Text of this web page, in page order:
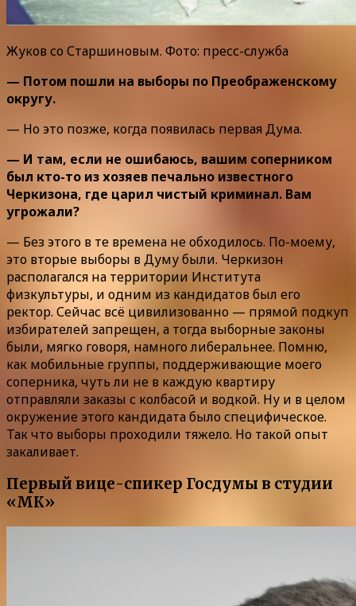
Жуков со Старшиновым. Фото: пресс-служба
— Потом пошли на выборы по Преображенскому
округу.
— Но это позже, когда появилась первая Дума.
— И там, если не ошибаюсь, вашим соперником
был кто-то из хозяев печально известного
Черкизона, где царил чистый криминал. Вам
угрожали?
— Без этого в те времена не обходилось. По-моему,
это вторые выборы в Думу были. Черкизон
располагался на территории Института
физкультуры, и одним из кандидатов был его
ректор. Сейчас всё цивилизованно — прямой подкуп
избирателей запрещен, а тогда выборные законы
были, мягко говоря, намного либеральнее. Помню,
как мобильные группы, поддерживающие моего
соперника, чуть ли не в каждую квартиру
отправляли заказы с колбасой и водкой. Ну и в целом
окружение этого кандидата было специфическое.
Так что выборы проходили тяжело. Но такой опыт
закаливает.
Первый вице-спикер Госдумы в студии
«МК»